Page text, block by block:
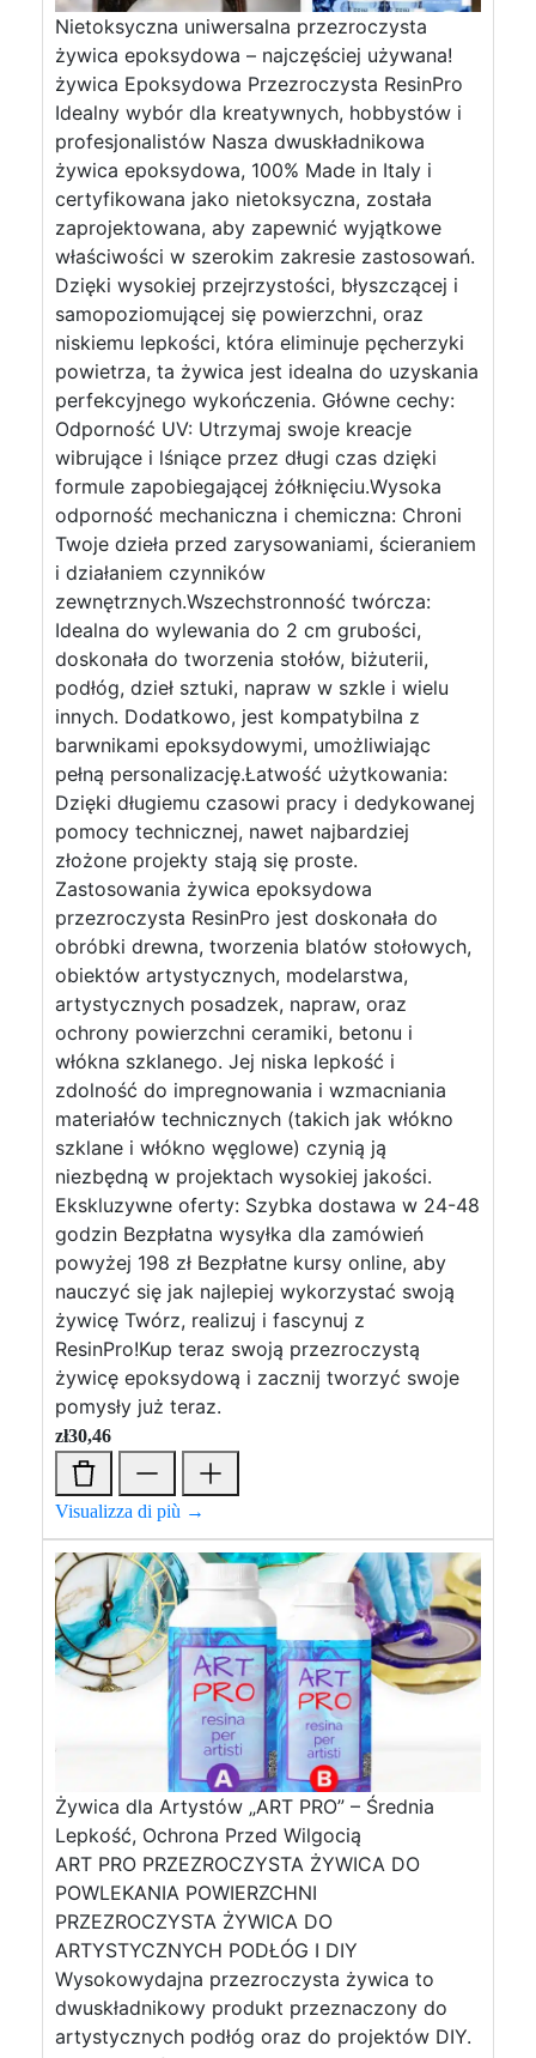
Nietoksyczna uniwersalna przezroczysta
żywica epoksydowa – najczęściej używana!
żywica Epoksydowa Przezroczysta ResinPro
Idealny wybór dla kreatywnych, hobbystów i
profesjonalistów Nasza dwuskładnikowa
żywica epoksydowa, 100% Made in Italy i
certyfikowana jako nietoksyczna, została
zaprojektowana, aby zapewnić wyjątkowe
właściwości w szerokim zakresie zastosowań.
Dzięki wysokiej przejrzystości, błyszczącej i
samopoziomującej się powierzchni, oraz
niskiemu lepkości, która eliminuje pęcherzyki
powietrza, ta żywica jest idealna do uzyskania
perfekcyjnego wykończenia. Główne cechy:
Odporność UV: Utrzymaj swoje kreacje
wibrujące i lśniące przez długi czas dzięki
formule zapobiegającej żółknięciu.Wysoka
odporność mechaniczna i chemiczna: Chroni
Twoje dzieła przed zarysowaniami, ścieraniem
i działaniem czynników
zewnętrznych.Wszechstronność twórcza:
Idealna do wylewania do 2 cm grubości,
doskonała do tworzenia stołów, biżuterii,
podłóg, dzieł sztuki, napraw w szkle i wielu
innych. Dodatkowo, jest kompatybilna z
barwnikami epoksydowymi, umożliwiając
pełną personalizację.Łatwość użytkowania:
Dzięki długiemu czasowi pracy i dedykowanej
pomocy technicznej, nawet najbardziej
złożone projekty stają się proste.
Zastosowania żywica epoksydowa
przezroczysta ResinPro jest doskonała do
obróbki drewna, tworzenia blatów stołowych,
obiektów artystycznych, modelarstwa,
artystycznych posadzek, napraw, oraz
ochrony powierzchni ceramiki, betonu i
włókna szklanego. Jej niska lepkość i
zdolność do impregnowania i wzmacniania
materiałów technicznych (takich jak włókno
szklane i włókno węglowe) czynią ją
niezbędną w projektach wysokiej jakości.
Ekskluzywne oferty: Szybka dostawa w 24-48
godzin Bezpłatna wysyłka dla zamówień
powyżej 198 zł Bezpłatne kursy online, aby
nauczyć się jak najlepiej wykorzystać swoją
żywicę Twórz, realizuj i fascynuj z
ResinPro!Kup teraz swoją przezroczystą
żywicę epoksydową i zacznij tworzyć swoje
pomysły już teraz.
zł30,46
Visualizza di più →
Żywica dla Artystów „ART PRO” – Średnia
Lepkość, Ochrona Przed Wilgocią
ART PRO PRZEZROCZYSTA ŻYWICA DO
POWLEKANIA POWIERZCHNI
PRZEZROCZYSTA ŻYWICA DO
ARTYSTYCZNYCH PODŁÓG I DIY
Wysokowydajna przezroczysta żywica to
dwuskładnikowy produkt przeznaczony do
artystycznych podłóg oraz do projektów DIY.